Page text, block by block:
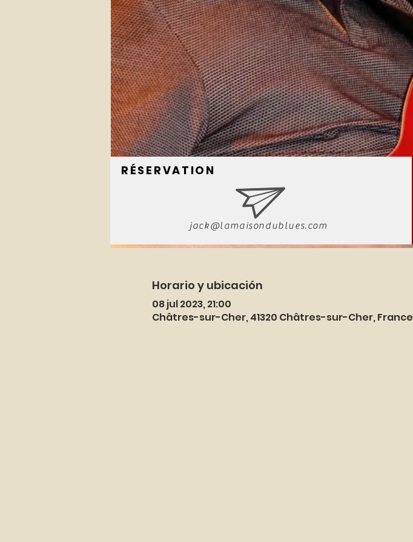
Horario y ubicación
08 jul 2023, 21:00
Châtres-sur-Cher, 41320 Châtres-sur-Cher, France
jack@lamaisondublues.com
RÉSERVATION